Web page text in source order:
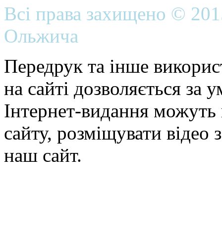
Всі права захищено ©
Ольжича
Передрук та інше
на сайті дозволяється
Інтернет-видання можуть
сайту, розміщувати відео
наш сайт.